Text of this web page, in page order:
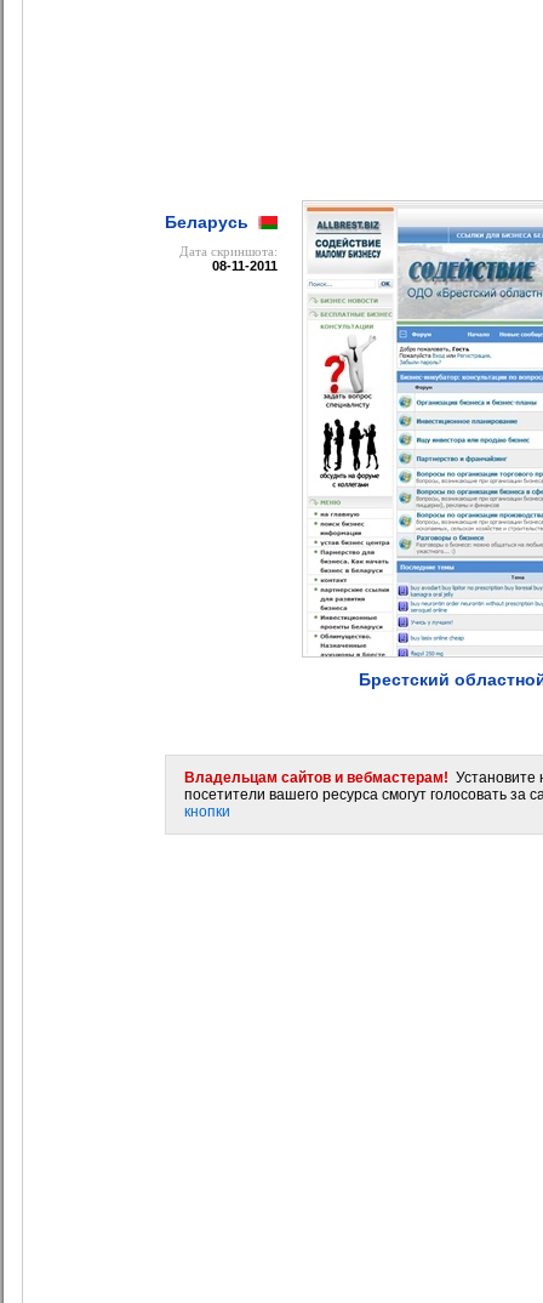
Беларусь
Дата cкриншота:
08-11-2011
Брестский
Владельцам сайтов и вебмастерам! Установите
посетители вашего ресурса смогут голосовать за
кнопки